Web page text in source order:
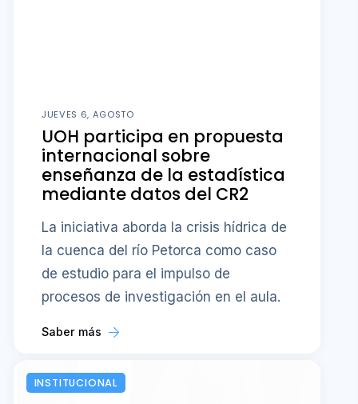
JUEVES 6, AGOSTO
UOH participa en propuesta
internacional sobre
enseñanza de la estadística
mediante datos del CR2
La iniciativa aborda la crisis hídrica de
la cuenca del río Petorca como caso
de estudio para el impulso de
procesos de investigación en el aula.
Saber más
INSTITUCIONAL